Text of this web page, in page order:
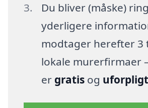
Du bliver (måske)
yderligere
modtager herefter 3
lokale murerfirmaer
er gratisog